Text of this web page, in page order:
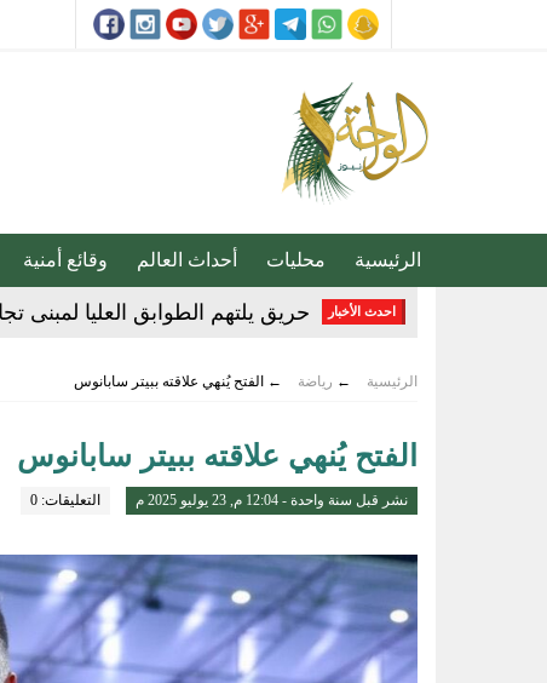
الواحة نيوز صحيفة ترصد نبض الأحساء لحظة بلحظة
الرئيسية محليات أحداث العالم وقائع أمنية
احدث الأخبار
حريق يلتهم الطوابق العليا لمبنى
المملكة ترحب ببيان مجلس الأمن
دراسة: التعلم المستمر طوال الحياة
المسند يكشف 4 قواعد أساسية للسلامة أثناء سحب السيارات
تعليم الأحساء وجامعة الملك
إعصار دولفين يضرب بقوة.. الصين
الرئيسية ← رياضة ← الفتح يُنهي علاقته ببيتر سابانوس
الفتح يُنهي علاقته ببيتر سابانوس
نشر قبل سنة واحدة - 12:04 م, 23 يوليو 2025 م التعليقات: 0